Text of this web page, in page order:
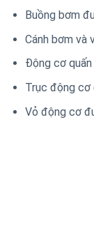
Buồng bơm
Cánh bơm và
Động cơ
Trục động
Vỏ động cơ